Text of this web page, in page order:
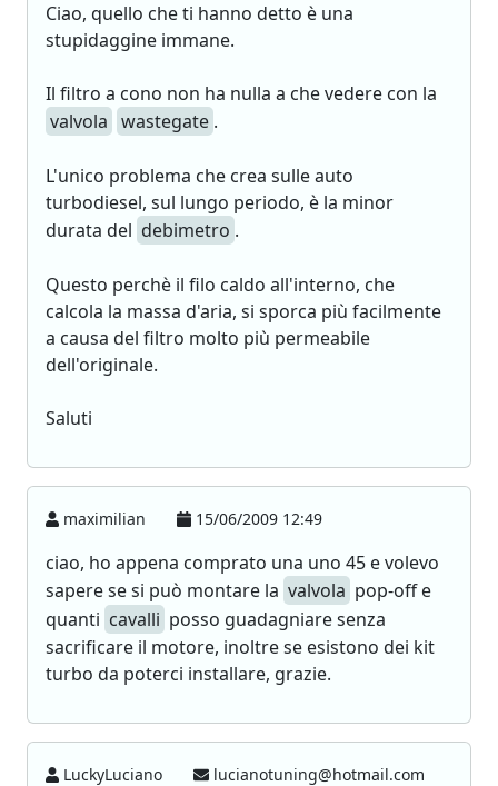
Ciao, quello che ti hanno detto è una
stupidaggine immane.
Il filtro a cono non ha nulla a che vedere con la
valvola wastegate .
L'unico problema che crea sulle auto
turbodiesel, sul lungo periodo, è la minor
durata del debimetro .
Questo perchè il filo caldo all'interno, che
calcola la massa d'aria, si sporca più facilmente
a causa del filtro molto più permeabile
dell'originale.
Saluti
maximilian 15/06/2009 12:49
ciao, ho appena comprato una uno 45 e volevo
sapere se si può montare la valvola pop-off e
quanti cavalli posso guadagniare senza
sacrificare il motore, inoltre se esistono dei kit
turbo da poterci installare, grazie.
LuckyLuciano
lucianotuning@hotmail.com